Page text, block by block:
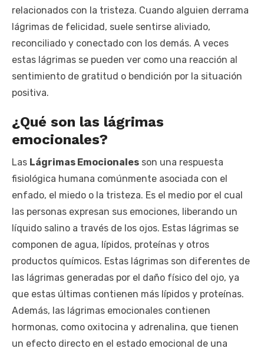
relacionados con la tristeza. Cuando alguien derrama
lágrimas de felicidad, suele sentirse aliviado,
reconciliado y conectado con los demás. A veces
estas lágrimas se pueden ver como una reacción al
sentimiento de gratitud o bendición por la situación
positiva.
¿Qué son las lágrimas
emocionales?
Las Lágrimas Emocionales son una respuesta
fisiológica humana comúnmente asociada con el
enfado, el miedo o la tristeza. Es el medio por el cual
las personas expresan sus emociones, liberando un
líquido salino a través de los ojos. Estas lágrimas se
componen de agua, lípidos, proteínas y otros
productos químicos. Estas lágrimas son diferentes de
las lágrimas generadas por el daño físico del ojo, ya
que estas últimas contienen más lípidos y proteínas.
Además, las lágrimas emocionales contienen
hormonas, como oxitocina y adrenalina, que tienen
un efecto directo en el estado emocional de una